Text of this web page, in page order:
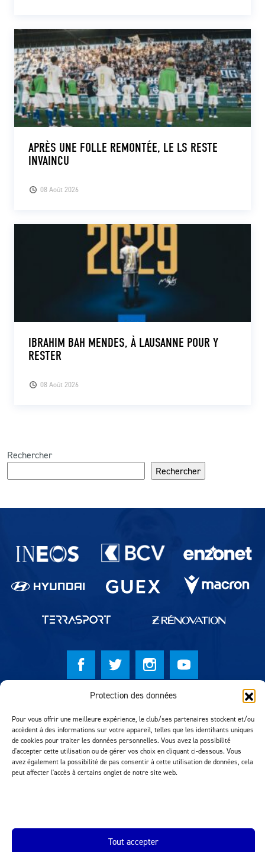
Protection des données
Pour vous offrir une meilleure expérience, le club/ses partenaires stockent et/ou
accèdent à des informations sur votre appareil, telles que les identifiants uniques
de cookies pour traiter les données personnelles. Vous avez la possibilité
d'accepter cette utilisation ou de gérer vos choix en cliquant ci-dessous. Vous
avez également la possibilité de pas consentir à cette utilisation de données, cela
peut affecter l'accès à certains onglet de notre site web.
Tout accepter
08 Août 2026
APRÈS UNE FOLLE REMONTÉE, LE LS RESTE
INVAINCU
08 Août 2026
IBRAHIM BAH MENDES, À LAUSANNE POUR Y
RESTER
Rechercher
Rechercher
Partenaires du lausanne-Sport
© Lausanne Sport Football Club 2026
Réalisation MTM Agency